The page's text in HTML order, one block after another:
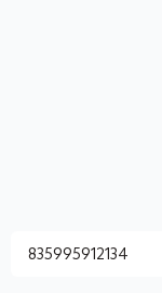
835995912134